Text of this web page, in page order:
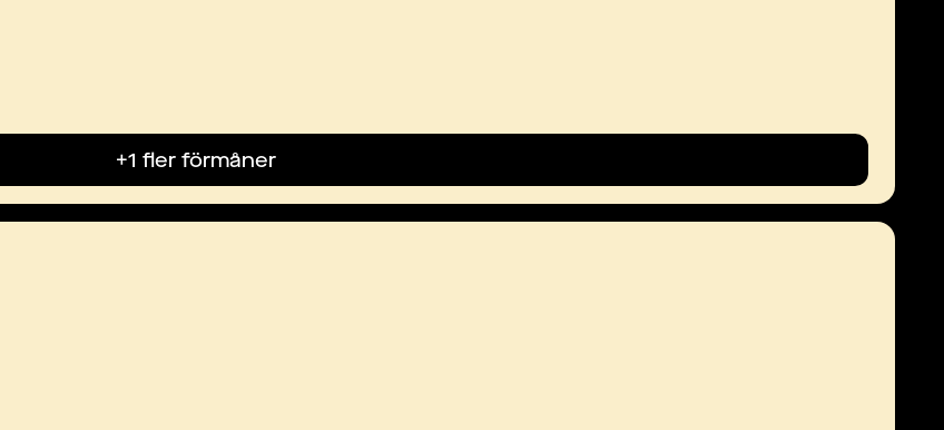
+1 fler förmåner